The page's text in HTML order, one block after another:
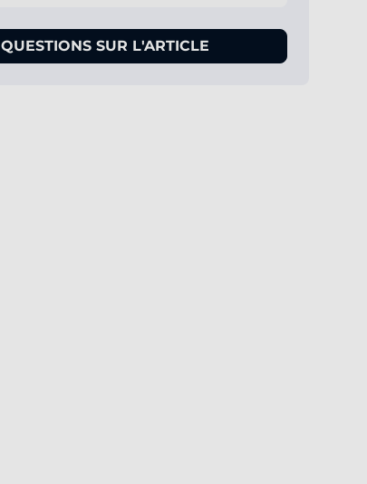
QUESTIONS SUR L'ARTICLE